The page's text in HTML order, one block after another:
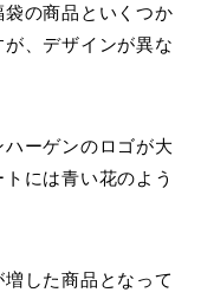
の商品といくつか
、デザインが異な
ーゲンのロゴが大
には青い花のよう
した商品となって